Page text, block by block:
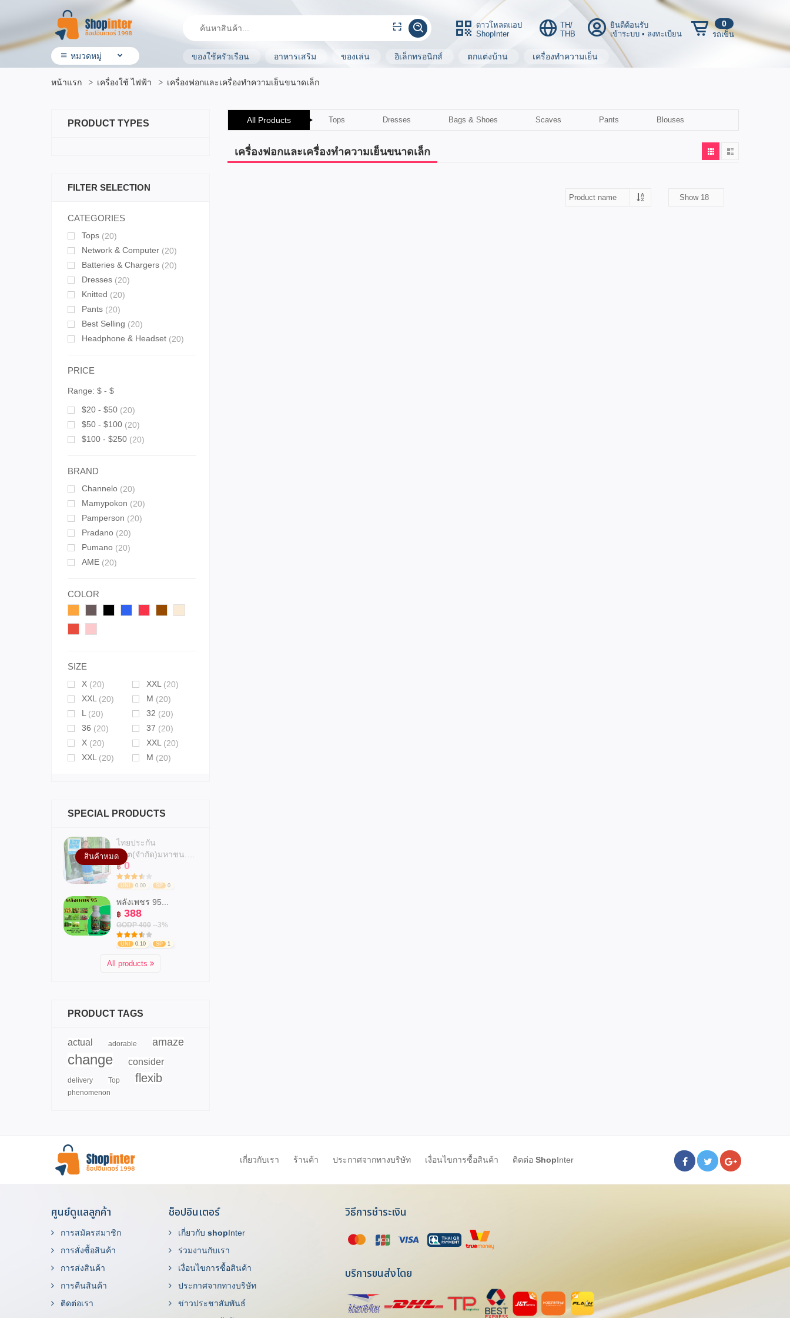
ดาวโหลดแอป
ShopInter
TH/
THB
ยินดีต้อนรับ
เข้าระบบ • ลงทะเบียน
0
รถเข็น
หมวดหมู่
• โรงแรมและบริการ
• ผลิตภัณฑ์ทางการเกษตร
• สุขภาพและความงาม
• บ้าน ที่ดิน & ผลิตภัณฑ์ของใช้
• แฟชั่น เครื่องประดับ
• กีฬาและ การเดินทาง
• ยานยนต์ & อุปกรณ์เสริม
ของใช้ครัวเรือน อาหารเสริม ของเล่น อิเล็กทรอนิกส์ ตกแต่งบ้าน เครื่องทำความเย็น
หน้าแรก เครื่องใช้ ไฟฟ้า เครื่องฟอกและเครื่องทำความเย็นขนาดเล็ก
All Products Tops Dresses Bags & Shoes Scaves Pants Blouses
เครื่องฟอกและเครื่องทำความเย็นขนาดเล็ก
PRODUCT TYPES
FILTER SELECTION
CATEGORIES
Tops (20)
Network & Computer (20)
Batteries & Chargers (20)
Dresses (20)
Knitted (20)
Pants (20)
Best Selling (20)
Headphone & Headset (20)
PRICE
Range: $ - $
$20 - $50 (20)
$50 - $100 (20)
$100 - $250 (20)
BRAND
Channelo (20)
Mamypokon (20)
Pamperson (20)
Pradano (20)
Pumano (20)
AME (20)
COLOR
SIZE
X (20) XXL (20)
XXL (20) M (20)
L (20) 32 (20)
36 (20) 37 (20)
X (20) XXL (20)
XXL (20) M (20)
SPECIAL PRODUCTS
สินค้าหมด
ไทยประกัน
฿ 0
UNI 0.00 SP 0
พลังเพชร 95...
฿ 388
GODP 400 --3%
UNI 0.10 SP 1
All products
PRODUCT TAGS
actual adorable amaze
change consider
delivery Top flexib
phenomenon
เกี่ยวกับเรา ร้านค้า ประกาศจากทางบริษัท เงื่อนไขการซื้อสินค้า ติดต่อ ShopInter
ศูนย์ดูแลลูกค้า
การสมัครสมาชิก
การสั่งซื้อสินค้า
การส่งสินค้า
การคืนสินค้า
ติดต่อเรา
ช็อปอินเตอร์
เกี่ยวกับ shopInter
ร่วมงานกับเรา
เงื่อนไขการซื้อสินค้า
ประกาศจากทางบริษัท
ข่าวประชาสัมพันธ์
วิธีการชำระเงิน
บริการขนส่งโดย